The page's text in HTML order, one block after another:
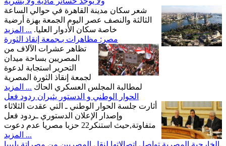
شعر سكان مدينة القاهرة في حوالي الساعة
الثالثة والنصف عصر اليوم الجمعة بهزة أرضية
خاصة سكان الأدوار العليا. ... المزيد
مصر: مظاهرات بـجمعة إنقاذ الثورة
تظاهر عشرات الآلاف من
المصريين بساحة ميدان
التحرير استجابة لدعوة
لجمعة إنقاذ الثورة المصرية
لمطالبة المجلس العسكري الحاك ... المزيد
الحوار الوطني و الدستور يثيران ردود فعل
أثارت جلسة الحوار الوطني ـ التي عقدت الثلاثاء
وإصدار الإعلان الدستوري ـردود فعل
متفاوتة,حيث استنكر22 حزبا مصريا عدم دعوت
... المزيد
الخارجية المصرية تواصل اتصالاتها لنقل المصريين من مصراتة بليبيا